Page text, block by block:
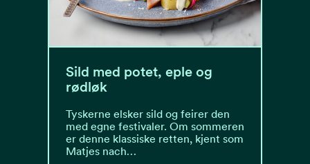
Sild med potet, eple og
rødløk
Tyskerne elsker sild og feirer den
med egne festivaler. Om sommeren
er denne klassiske retten, kjent som
Matjes nach…